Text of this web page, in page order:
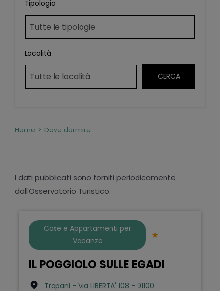
Tipologia
Località
Home Dove dormire
I dati pubblicati sono forniti periodicamente
dall'Osservatorio Turistico.
Case e Appartamenti per
Vacanze
IL POGGIOLO SULLE EGADI
Trapani - Via LIBERTA' 108 - 91100